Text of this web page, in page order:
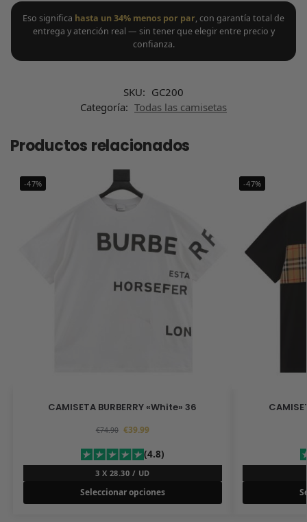
Eso significa hasta un 34% menos por par, con garantía total de
entrega y atención real — sin tener que elegir entre precio y
confianza.
SKU: GC200
Categoría: Todas las camisetas
Productos relacionados
-47%
CAMISETA BURBERRY «White» 36
€74.90 €39.99
(4.8)
3 X 28.30 / UD
Seleccionar opciones
-47%